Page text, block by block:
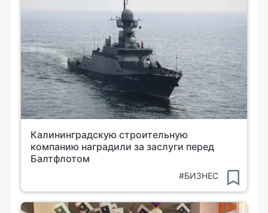
Калининградскую строительную
компанию наградили за заслуги перед
Балтфлотом
#БИЗНЕС